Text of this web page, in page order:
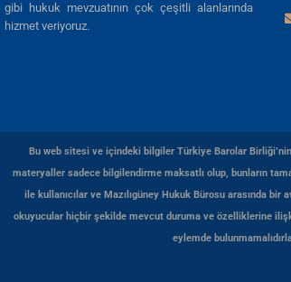
gibi hukuk mevzuatının çok çeşitli alanlarında
hizmet veriyoruz.
Bu web sitesi ve içindeki bilgiler Türkiye Barolar
materyaller sadece bilgilendirme maksatlı olup, bunların
ile kullanıcılar ve Mazılıgüney Hukuk Bürosu arasında
okuyucular hiçbir şekilde mevcut duruma ve özelliklerine
eylemde